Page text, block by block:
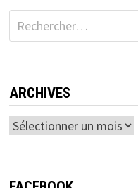
Rechercher :
ARCHIVES
Archives